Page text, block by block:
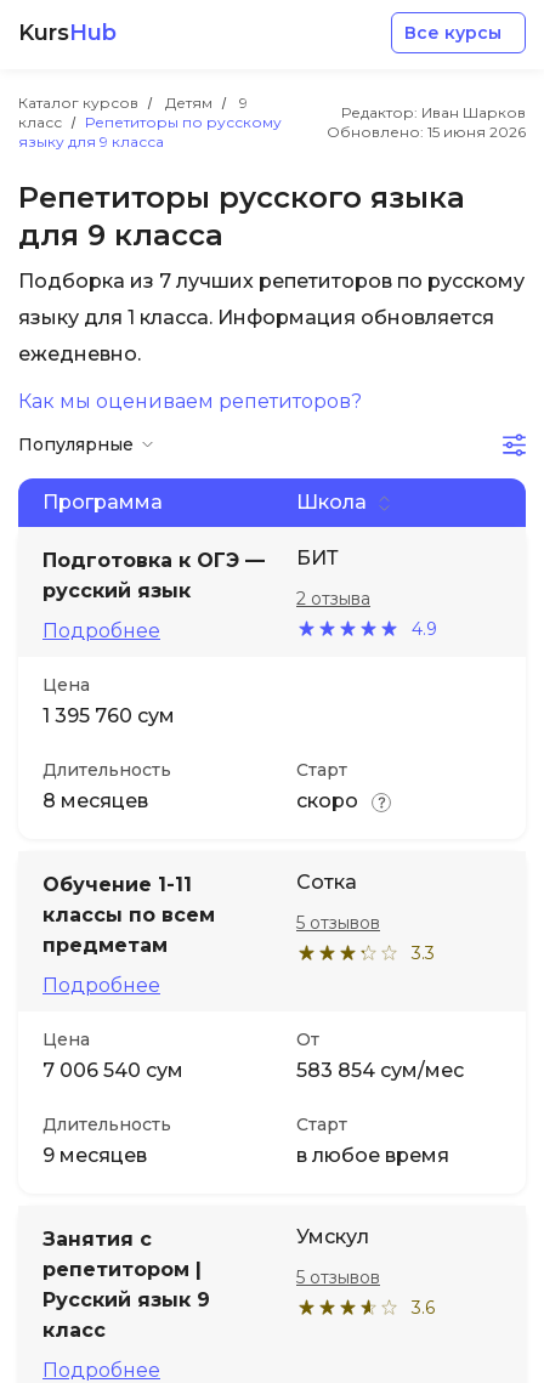
KursHub Все курсы
Каталог курсов Детям
9
класс
Репетиторы по русскому
языку для 9 класса
Редактор: Иван Шарков
Обновлено: 15 июня 2026
Репетиторы русского языка
для 9 класса
Подборка из 7 лучших репетиторов по русскому
языку для 1 класса. Информация обновляется
ежедневно.
Как мы оцениваем репетиторов?
Популярные
Программа Школа
Подготовка к ОГЭ —
русский язык
Подробнее
БИТ
4.9
2 отзыва
Цена
1 395 760 сум
Длительность
8 месяцев
Старт
скоро
Обучение 1-11
классы по всем
предметам
Подробнее
Сотка
3.3
5 отзывов
Цена
7 006 540 сум
От
583 854 сум/мес
Длительность
9 месяцев
Старт
в любое время
Занятия с
репетитором |
Русский язык 9
класс
Подробнее
Умскул
3.6
5 отзывов
Маркетинг
Дизайн
Менеджмент
Иностранные языки
Детям
Акции и промокоды